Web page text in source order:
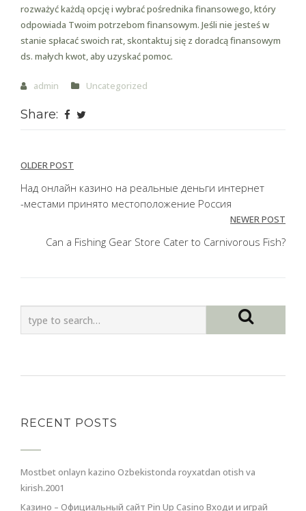
rozważyć każdą opcję i wybrać pośrednika finansowego, który
odpowiada Twoim potrzebom finansowym. Jeśli nie jesteś w
stanie spłacać swoich rat, skontaktuj się z doradcą finansowym
ds. małych kwot, aby uzyskać pomoc.
admin Uncategorized
Share:
Post
navigation
OLDER POST
Над онлайн казино на реальные деньги интернет
-местами принято местоположение Россия
NEWER POST
Can a Fishing Gear Store Cater to Carnivorous Fish?
RECENT POSTS
Mostbet onlayn kazino Ozbekistonda royxatdan otish va
kirish.2001
Казино – Официальный сайт Pin Up Casino Входи и играй